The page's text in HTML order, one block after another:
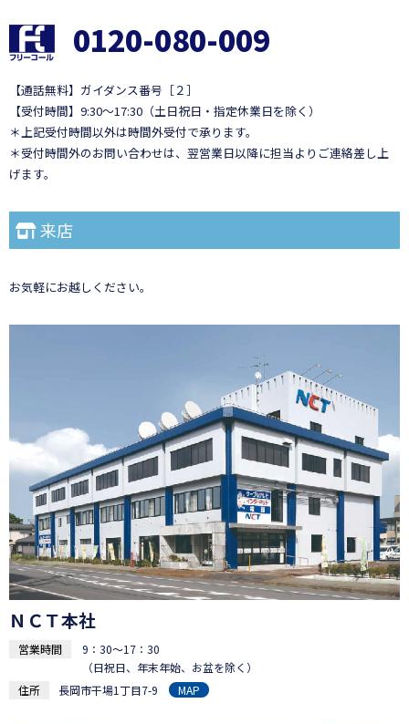
0120-080-009
【通話無料】ガイダンス番号［２］
【受付時間】9:30～17:30（土日祝日・指定休業日を除く）
＊上記受付時間以外は時間外受付で承ります。
＊受付時間外のお問い合わせは、翌営業日以降に担当よりご連絡差し上
げます。
来店
お気軽にお越しください。
ＮＣＴ本社
営業時間
9：30～17：30
（日祝日、年末年始、お盆を除く）
住所
長岡市干場1丁目7-9 MAP